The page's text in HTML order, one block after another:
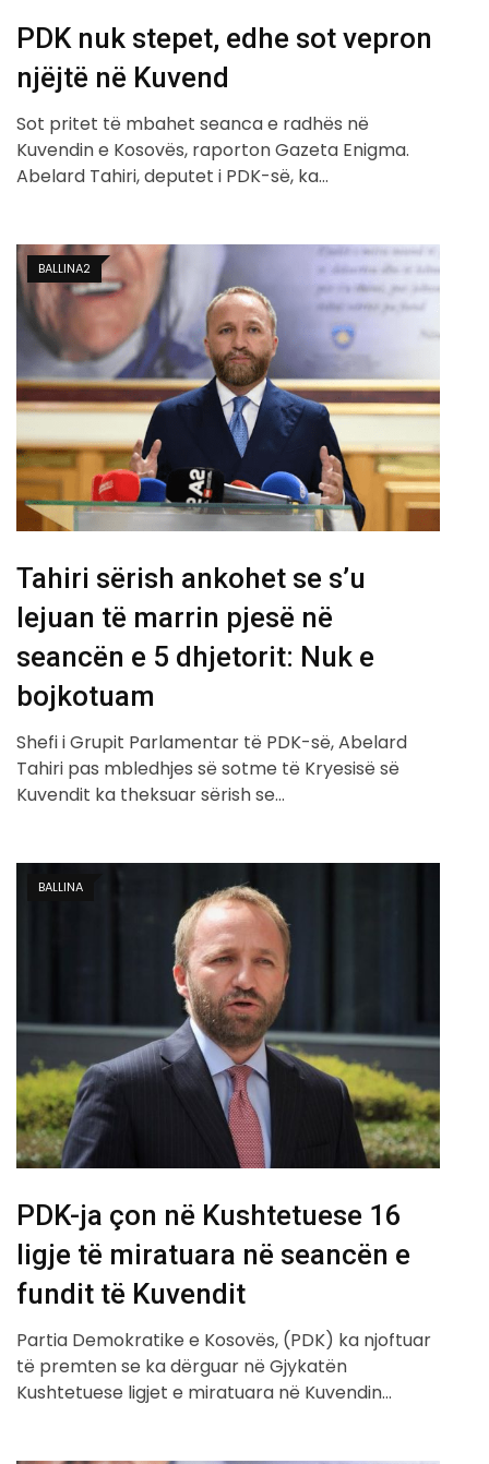
PDK nuk stepet, edhe sot vepron
njëjtë në Kuvend
Sot pritet të mbahet seanca e radhës në
Kuvendin e Kosovës, raporton Gazeta Enigma.
Abelard Tahiri, deputet i PDK-së, ka…
BALLINA2
Tahiri sërish ankohet se s’u
lejuan të marrin pjesë në
seancën e 5 dhjetorit: Nuk e
bojkotuam
Shefi i Grupit Parlamentar të PDK-së, Abelard
Tahiri pas mbledhjes së sotme të Kryesisë së
Kuvendit ka theksuar sërish se…
BALLINA
PDK-ja çon në Kushtetuese 16
ligje të miratuara në seancën e
fundit të Kuvendit
Partia Demokratike e Kosovës, (PDK) ka njoftuar
të premten se ka dërguar në Gjykatën
Kushtetuese ligjet e miratuara në Kuvendin…